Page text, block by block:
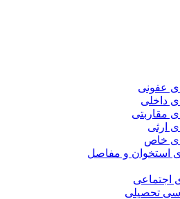
عفونی
داخلی
مقاربتی
ارثی
خاص
استخوان و مفاصل
اجتماعی
تحصیلی